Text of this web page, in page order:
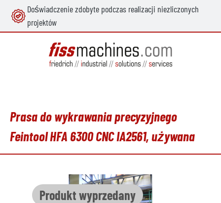
zawartości
Doświadczenie zdobyte podczas realizacji niezliczonych
projektów
Prasa do wykrawania precyzyjnego
Feintool HFA 6300 CNC IA2561, używana
Produkt wyprzedany
Pomiń galerię zdjęć